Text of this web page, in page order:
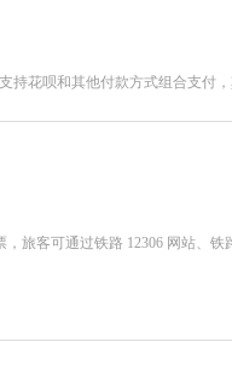
花呗和其他付款方式组合支付，
旅客可通过铁路 12306 网站、铁